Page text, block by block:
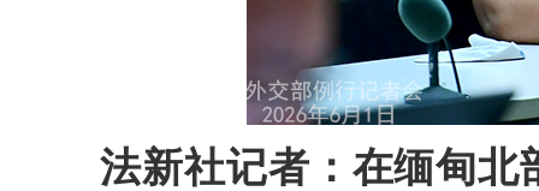
法新社记者：在缅甸北